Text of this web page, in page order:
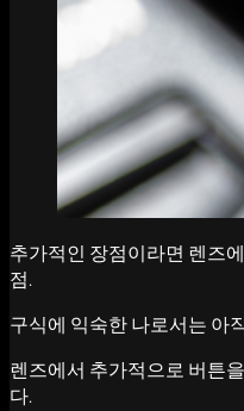
추가적인 장점이라면 렌즈
점.
구식에 익숙한 나로서는 아
렌즈에서 추가적으로 버튼
다.